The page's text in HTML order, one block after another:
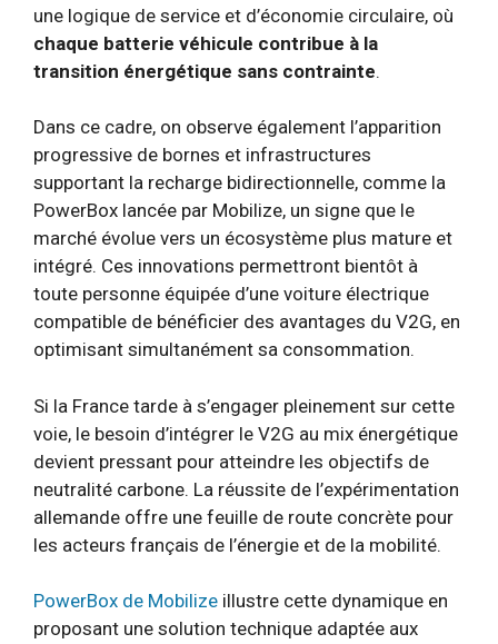
une logique de service et d’économie circulaire, où
chaque batterie véhicule contribue à la
transition énergétique sans contrainte.
Dans ce cadre, on observe également l’apparition
progressive de bornes et infrastructures
supportant la recharge bidirectionnelle, comme la
PowerBox lancée par Mobilize, un signe que le
marché évolue vers un écosystème plus mature et
intégré. Ces innovations permettront bientôt à
toute personne équipée d’une voiture électrique
compatible de bénéficier des avantages du V2G, en
optimisant simultanément sa consommation.
Si la France tarde à s’engager pleinement sur cette
voie, le besoin d’intégrer le V2G au mix énergétique
devient pressant pour atteindre les objectifs de
neutralité carbone. La réussite de l’expérimentation
allemande offre une feuille de route concrète pour
les acteurs français de l’énergie et de la mobilité.
PowerBox de Mobilize illustre cette dynamique en
proposant une solution technique adaptée aux